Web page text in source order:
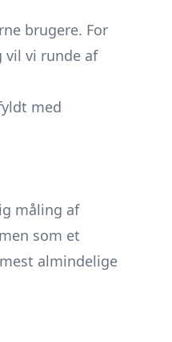
brugere. For
vil vi runde af
med
måling af
som et
almindelige